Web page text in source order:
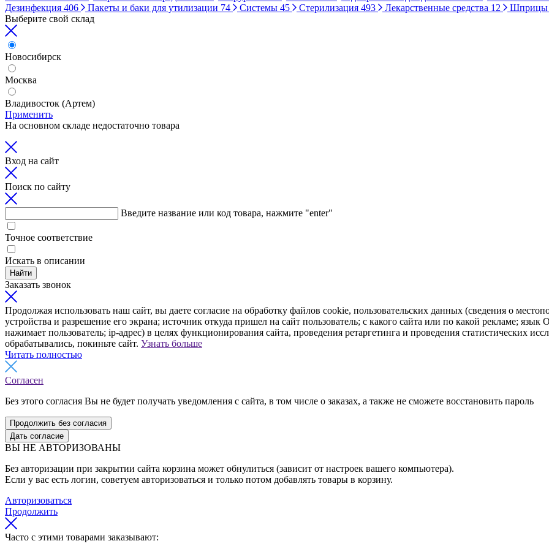
Дезинфекция 406 Пакеты и баки для утилизации 74 Системы 45 Стерилизация 493 Лекарственные средства 12 Шприцы
Выберите свой склад
Новосибирск
Москва
Владивосток (Артем)
Применить
На основном складе недостаточно товара
Вход на сайт
Поиск по сайту
Введите название или код товара, нажмите "enter"
Точное соответствие
Искать в описании
Найти
Заказать звонок
Продолжая использовать наш сайт, вы даете согласие на обработку файлов cookie, пользовательских данных (сведения о
устройства и разрешение его экрана; источник откуда пришел на сайт пользователь; с какого сайта или по какой рекламе;
нажимает пользователь; ip-адрес) в целях функционирования сайта, проведения ретаргетинга и проведения статистических
обрабатывались, покиньте сайт. Узнать больше
Читать полностью
Согласен
Без этого согласия Вы не будет получать уведомления с сайта, в том числе о заказах, а также не сможете восстановить пароль
Продолжить без согласия
Дать согласие
ВЫ НЕ АВТОРИЗОВАНЫ
Без авторизации при закрытии сайта корзина может обнулиться (зависит от настроек вашего компьютера).
Если у вас есть логин, советуем авторизоваться и только потом добавлять товары в корзину.
Авторизоваться
Продолжить
Часто с этими товарами заказывают: